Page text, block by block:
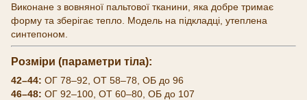
Виконане з вовняної пальтової тканини, яка добре тримає
форму та зберігає тепло. Модель на підкладці, утеплена
синтепоном.
Розміри (параметри тіла):
42–44: ОГ 78–92, ОТ 58–78, ОБ до 96
46–48: ОГ 92–100, ОТ 60–80, ОБ до 107